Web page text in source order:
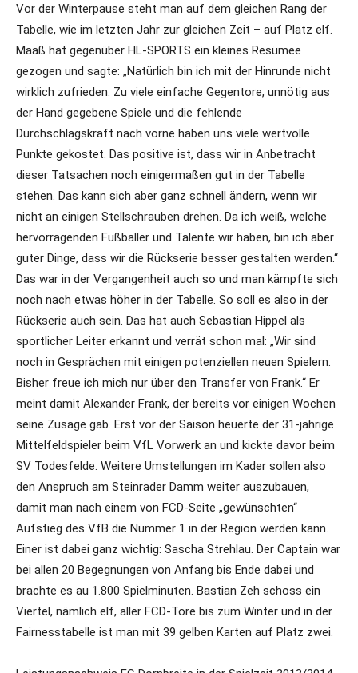
Vor der Winterpause steht man auf dem gleichen Rang der
Tabelle, wie im letzten Jahr zur gleichen Zeit – auf Platz elf.
Maaß hat gegenüber HL-SPORTS ein kleines Resümee
gezogen und sagte: „Natürlich bin ich mit der Hinrunde nicht
wirklich zufrieden. Zu viele einfache Gegentore, unnötig aus
der Hand gegebene Spiele und die fehlende
Durchschlagskraft nach vorne haben uns viele wertvolle
Punkte gekostet. Das positive ist, dass wir in Anbetracht
dieser Tatsachen noch einigermaßen gut in der Tabelle
stehen. Das kann sich aber ganz schnell ändern, wenn wir
nicht an einigen Stellschrauben drehen. Da ich weiß, welche
hervorragenden Fußballer und Talente wir haben, bin ich aber
guter Dinge, dass wir die Rückserie besser gestalten werden.“
Das war in der Vergangenheit auch so und man kämpfte sich
noch nach etwas höher in der Tabelle. So soll es also in der
Rückserie auch sein. Das hat auch Sebastian Hippel als
sportlicher Leiter erkannt und verrät schon mal: „Wir sind
noch in Gesprächen mit einigen potenziellen neuen Spielern.
Bisher freue ich mich nur über den Transfer von Frank.“ Er
meint damit Alexander Frank, der bereits vor einigen Wochen
seine Zusage gab. Erst vor der Saison heuerte der 31-jährige
Mittelfeldspieler beim VfL Vorwerk an und kickte davor beim
SV Todesfelde. Weitere Umstellungen im Kader sollen also
den Anspruch am Steinrader Damm weiter auszubauen,
damit man nach einem von FCD-Seite „gewünschten“
Aufstieg des VfB die Nummer 1 in der Region werden kann.
Einer ist dabei ganz wichtig: Sascha Strehlau. Der Captain war
bei allen 20 Begegnungen von Anfang bis Ende dabei und
brachte es au 1.800 Spielminuten. Bastian Zeh schoss ein
Viertel, nämlich elf, aller FCD-Tore bis zum Winter und in der
Fairnesstabelle ist man mit 39 gelben Karten auf Platz zwei.